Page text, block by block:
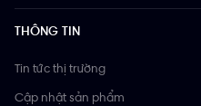
THÔNG TIN
Tin tức thị trường
Cập nhật sản phẩm